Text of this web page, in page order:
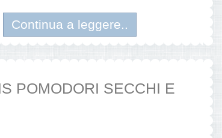
Continua a leggere..
POMODORI SECCHI E